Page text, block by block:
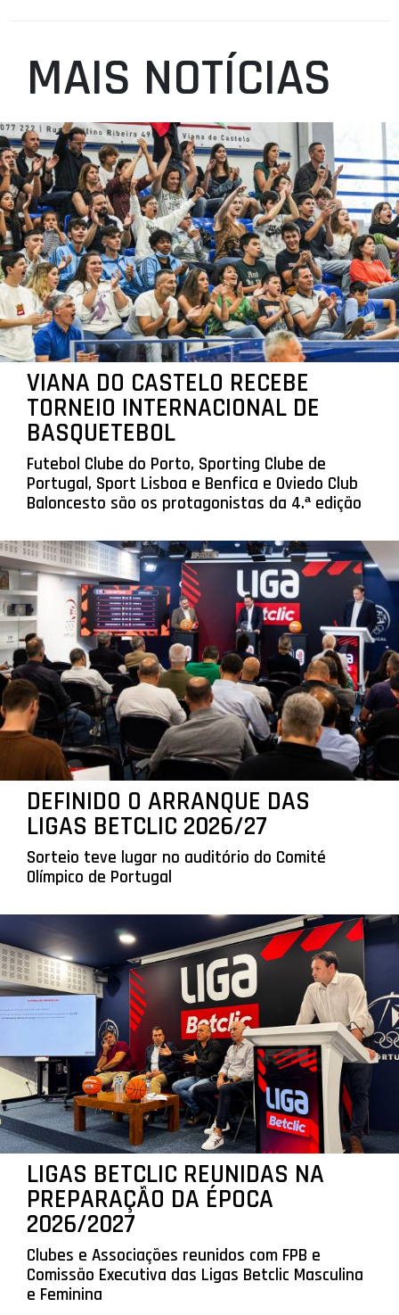
MAIS NOTÍCIAS
VIANA DO CASTELO RECEBE
TORNEIO INTERNACIONAL DE
BASQUETEBOL
Futebol Clube do Porto, Sporting Clube de
Portugal, Sport Lisboa e Benfica e Oviedo Club
Baloncesto são os protagonistas da 4.ª edição
DEFINIDO O ARRANQUE DAS
LIGAS BETCLIC 2026/27
Sorteio teve lugar no auditório do Comité
Olímpico de Portugal
LIGAS BETCLIC REUNIDAS NA
PREPARAÇÃO DA ÉPOCA
2026/2027
Clubes e Associações reunidos com FPB e
Comissão Executiva das Ligas Betclic Masculina
e Feminina